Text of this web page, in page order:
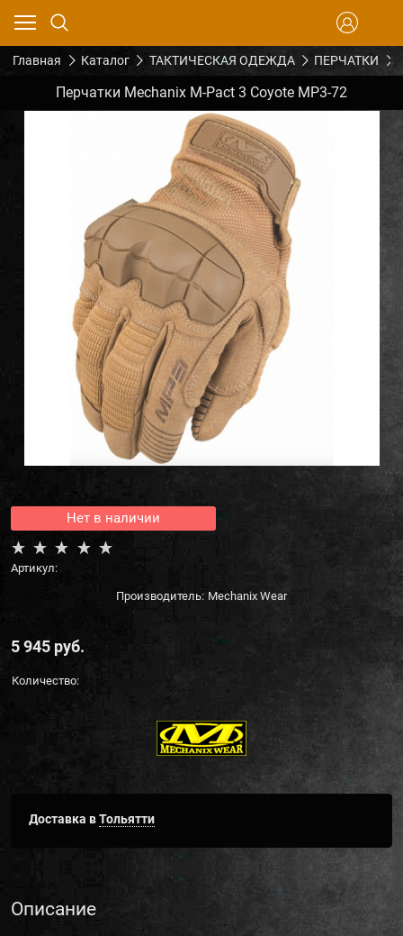
Главная Каталог ТАКТИЧЕСКАЯ ОДЕЖДА ПЕРЧАТКИ
Перчатки Mechanix M-Pact 3 Coyote MP3-72
Нет в наличии
Артикул:
Производитель: Mechanix Wear
5 945 руб.
Количество:
Доставка вТольятти
Описание